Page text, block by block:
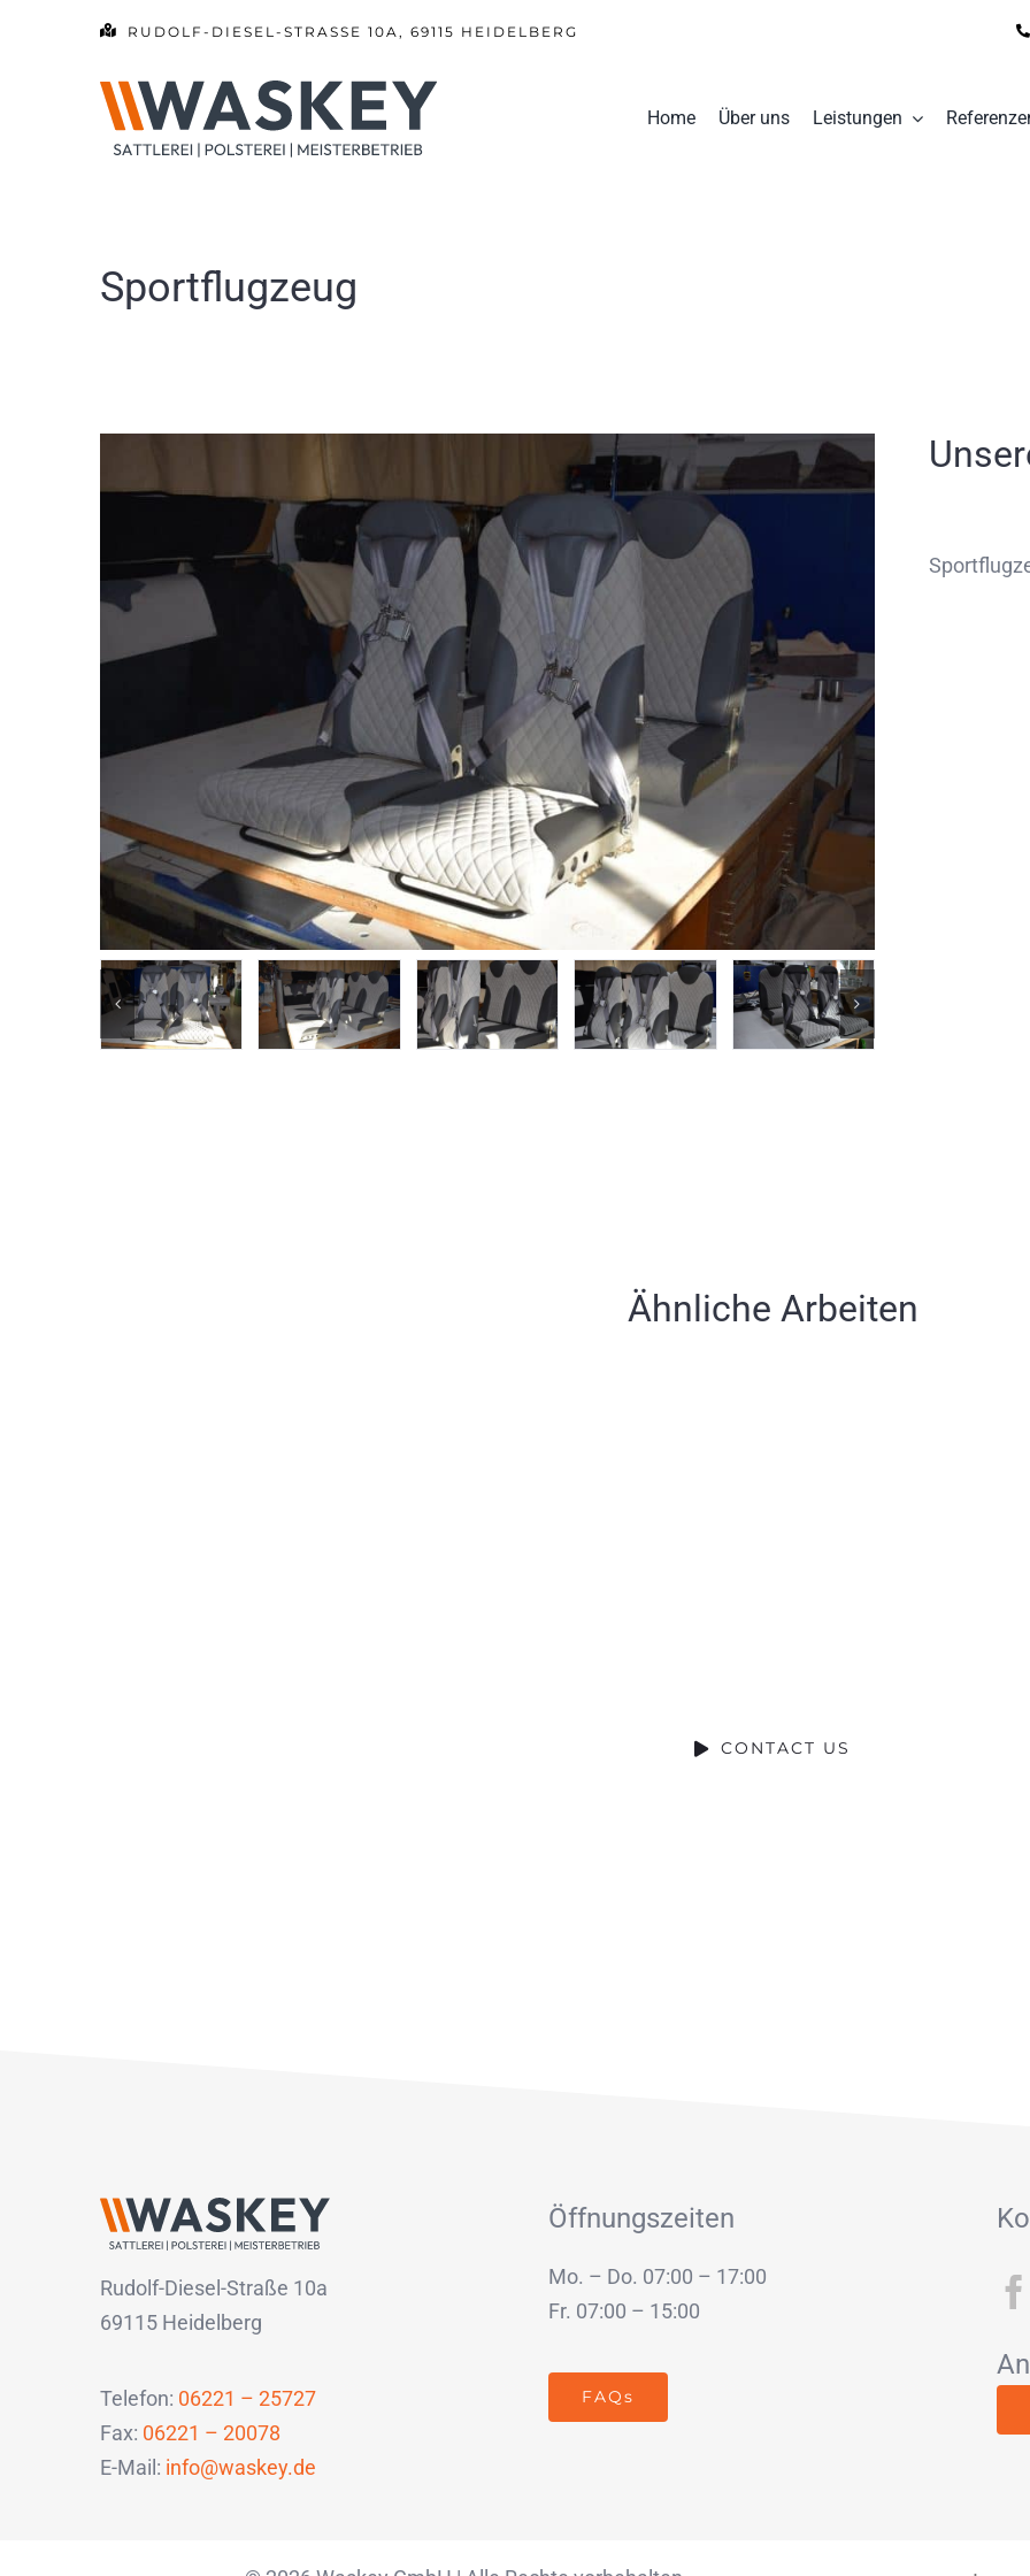
RUDOLF-DIESEL-STRASSE 10A, 69115 HEIDELBERG
Home Über uns Leistungen
Sportflugzeug
Ähnliche Arbeiten
CONTACT US
Rudolf-Diesel-Straße 10a
69115 Heidelberg
Telefon: 06221 – 25727
Fax: 06221 – 20078
E-Mail: info@waskey.de
Öffnungszeiten
Mo. – Do. 07:00 – 17:00
Fr. 07:00 – 15:00
FAQs